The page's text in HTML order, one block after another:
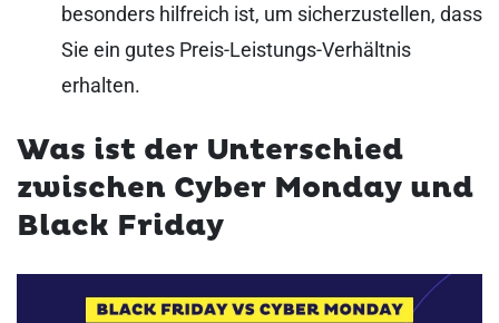
besonders hilfreich ist, um sicherzustellen, dass
Sie ein gutes Preis-Leistungs-Verhältnis
erhalten.
Was ist der Unterschied
zwischen Cyber Monday und
Black Friday